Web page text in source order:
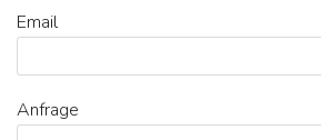
Email
Anfrage